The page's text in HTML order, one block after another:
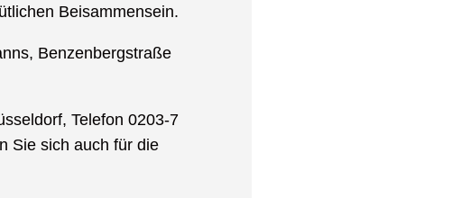
Beisammensein.
Benzenbergstraße
Telefon 0203-7
Sie sich auch für die